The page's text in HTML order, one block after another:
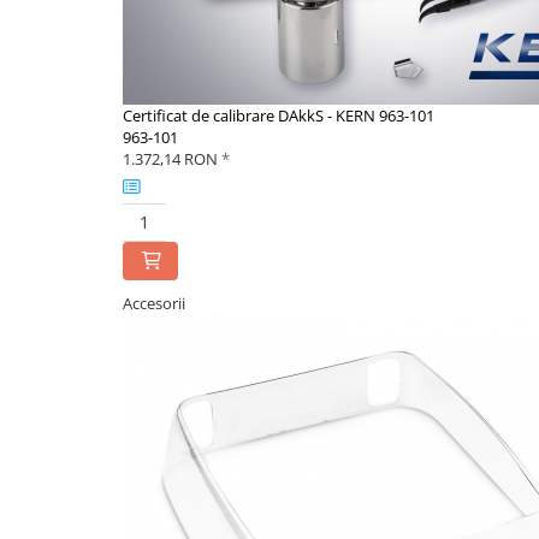
Componente pentru masurare
Componente pentru masurare
Dispozitive display
Grinzi de cantarire
Sisteme de cantarire Industry 4.0
Instrumente optice
Microscoape cu lumina transmisa
Microscoape cu polarizare
Microscop metalurgic
Certificat de calibrare DAkkS - KERN 963-101
963-101
1.372,14 RON *
Accesorii